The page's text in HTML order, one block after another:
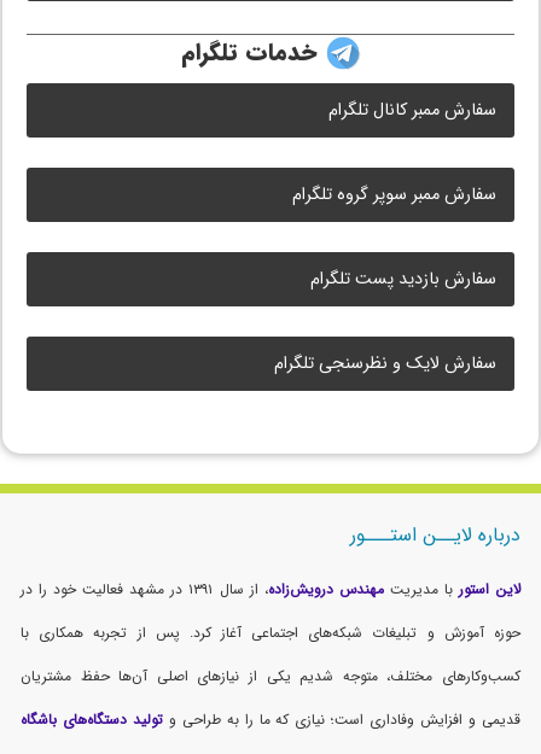
خدمات تلگرام
سفارش ممبر کانال تلگرام
سفارش ممبر سوپر گروه تلگرام
سفارش بازدید پست تلگرام
سفارش لایک و نظرسنجی تلگرام